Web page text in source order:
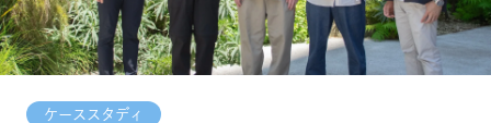
ケーススタディ